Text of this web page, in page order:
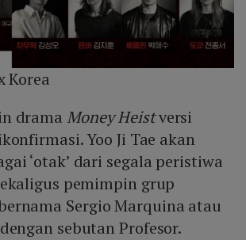
Korea
drama Money Heistversi
Yoo Ji Tae akan
‘otak’ dari segala peristiwa
pemimpin grup
Sergio Marquina atau
sebutan Profesor.